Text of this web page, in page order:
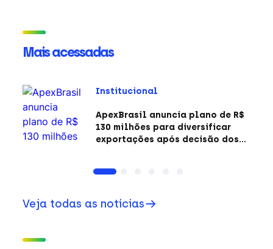
Mais acessadas
Institucional
ApexBrasil anuncia plano de R$
130 milhões para diversificar
exportações após decisão dos
Veja todas as notícias